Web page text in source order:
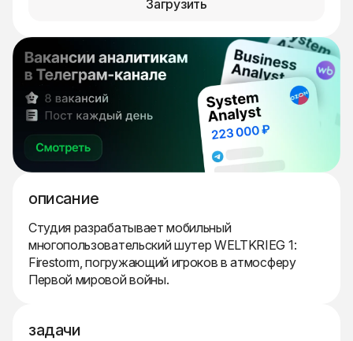
Загрузить
описание
Студия разрабатывает мобильный
многопользовательский шутер WELTKRIEG 1:
Firestorm, погружающий игроков в атмосферу
Первой мировой войны.
задачи